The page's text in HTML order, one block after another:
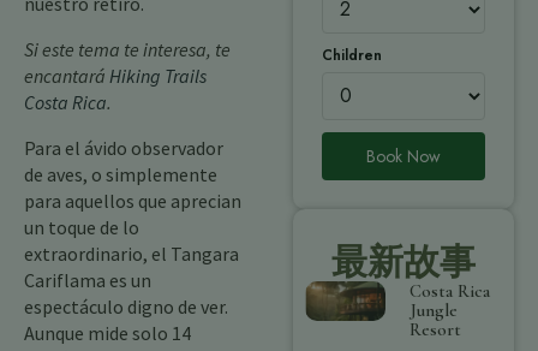
Si este tema te interesa, te
encantará Hiking Trails
Costa Rica.
Para el ávido observador
de aves, o simplemente
para aquellos que aprecian
un toque de lo
extraordinario, el Tangara
Cariflama es un
espectáculo digno de ver.
Aunque mide solo 14
Children
Book Now
最新故事
Costa Rica
Jungle
Resort